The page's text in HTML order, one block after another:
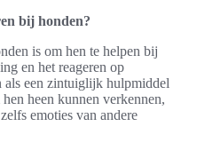
bij honden?
is om hen te helpen bij
en het reageren op
als een zintuiglijk hulpmiddel
heen kunnen verkennen,
emoties van andere